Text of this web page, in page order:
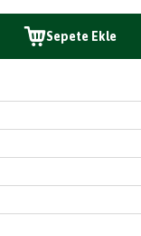
Sepete Ekle